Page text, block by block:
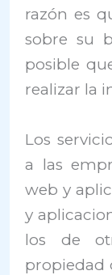
razón es
sobre su
posible
realizar la
Los
a las
web y
y
los de
propiedad